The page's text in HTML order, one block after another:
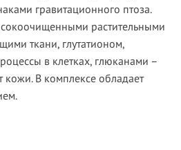
гравитационного птоза.
растительными
ткани, глутатионом,
в клетках, глюканами –
В комплексе обладает